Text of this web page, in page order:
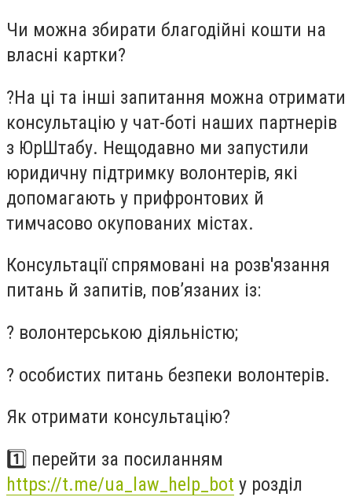
Чи можна збирати благодійні кошти на
власні картки?
?На ці та інші запитання можна отримати
консультацію у чат-боті наших партнерів
з ЮрШтабу. Нещодавно ми запустили
юридичну підтримку волонтерів, які
допомагають у прифронтових й
тимчасово окупованих містах.
Консультації спрямовані на розв'язання
питань й запитів, пов’язаних із:
? волонтерською діяльністю;
? особистих питань безпеки волонтерів.
Як отримати консультацію?
1️⃣ перейти за посиланням
https://t.me/ua_law_help_bot у розділ